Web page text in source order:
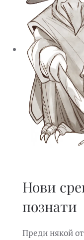
Нови
познати
Преди някой